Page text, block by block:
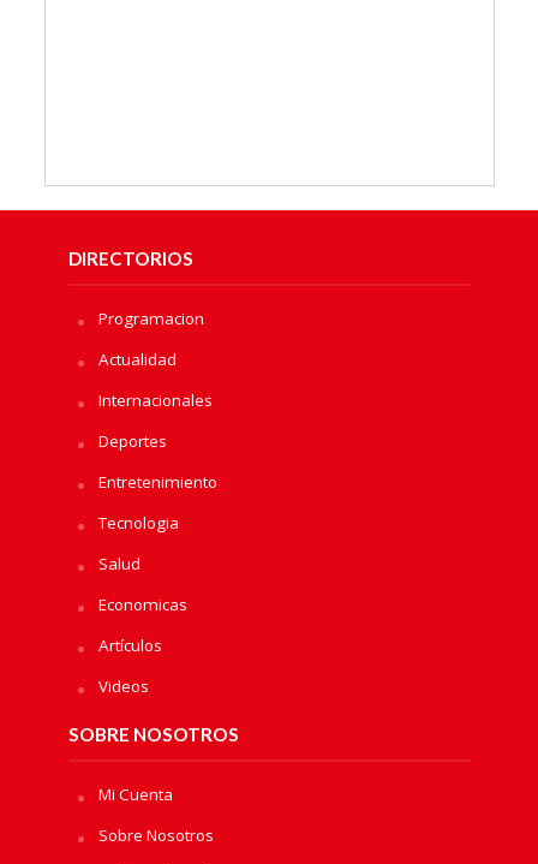
DIRECTORIOS
Programacion
Actualidad
Internacionales
Deportes
Entretenimiento
Tecnologia
Salud
Economicas
Artículos
Videos
SOBRE NOSOTROS
Mi Cuenta
Sobre Nosotros